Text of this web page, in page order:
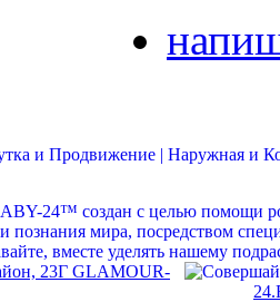
23Г GLAMOUR-